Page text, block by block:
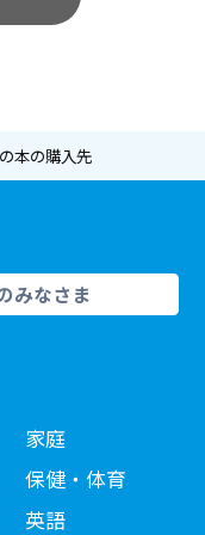
本の購入先
みなさま
家庭
保健・体育
英語